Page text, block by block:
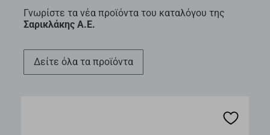
Γνωρίστε τα νέα προϊόντα του καταλόγου της
Σαρικλάκης Α.Ε.
∆είτε όλα τα προϊόντα